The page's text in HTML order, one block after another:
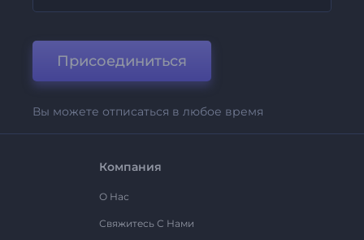
Присоединиться
Вы можете отписаться в любое время
Компания
О Нас
Свяжитесь С Нами